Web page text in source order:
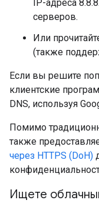
IP-адреса
серверов.
Или
(также
Если вы решите
клиентские
DNS, используя
Помимо
также
через HTTPS (DoH)
Ищете